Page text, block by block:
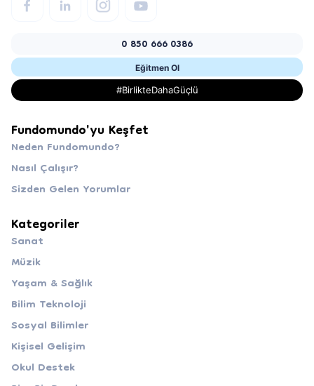
0 850 666 0386
Eğitmen Ol
#BirlikteDahaGüçlü
Fundomundo'yu Keşfet
Neden Fundomundo?
Nasıl Çalışır?
Sizden Gelen Yorumlar
Kategoriler
Sanat
Müzik
Yaşam & Sağlık
Bilim Teknoloji
Sosyal Bilimler
Kişisel Gelişim
Okul Destek